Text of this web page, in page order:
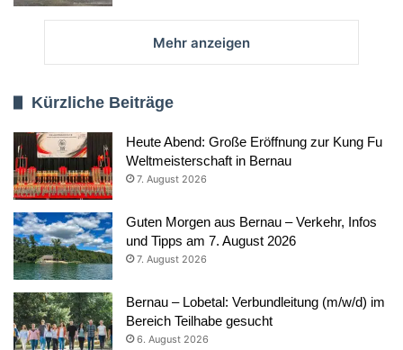
Mehr anzeigen
Kürzliche Beiträge
Heute Abend: Große Eröffnung zur Kung Fu
Weltmeisterschaft in Bernau
7. August 2026
Guten Morgen aus Bernau – Verkehr, Infos
und Tipps am 7. August 2026
7. August 2026
Bernau – Lobetal: Verbundleitung (m/w/d) im
Bereich Teilhabe gesucht
6. August 2026